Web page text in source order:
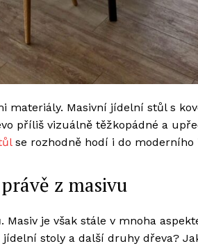
materiály. Masivní jídelní stůl s
příliš vizuálně těžkopádné a
se rozhodně hodí i do moderního
z masivu
je však stále v mnoha
stoly a další druhy dřeva?